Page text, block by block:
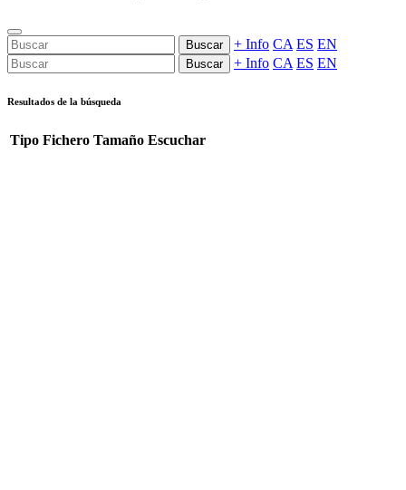
Buscar + Info CA ES EN
Buscar + Info CA ES EN
Resultados de la búsqueda
Tipo Fichero Tamaño Escuchar